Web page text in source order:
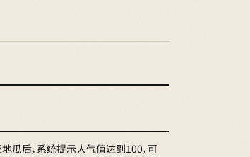
瓜后，系统提示人气值达到100，可